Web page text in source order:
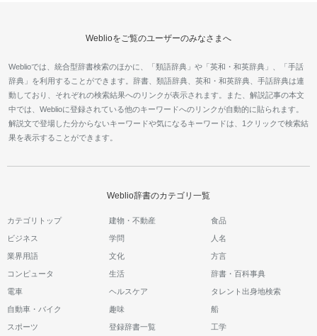
Weblioをご覧のユーザーのみなさまへ
Weblioでは、統合型辞書検索のほかに、「類語辞典」や「英和・和英辞典」、「手話
辞典」を利用することができます。辞書、類語辞典、英和・和英辞典、手話辞典は連
動しており、それぞれの検索結果へのリンクが表示されます。また、解説記事の本文
中では、Weblioに登録されている他のキーワードへのリンクが自動的に貼られます。
解説文で登場した分からないキーワードや気になるキーワードは、1クリックで検索結
果を表示することができます。
Weblio辞書のカテゴリ一覧
カテゴリトップ 建物・不動産 食品
ビジネス 学問 人名
業界用語 文化 方言
コンピュータ 生活 辞書・百科事典
電車 ヘルスケア タレント出身地検索
自動車・バイク 趣味 船
スポーツ 登録辞書一覧 工学